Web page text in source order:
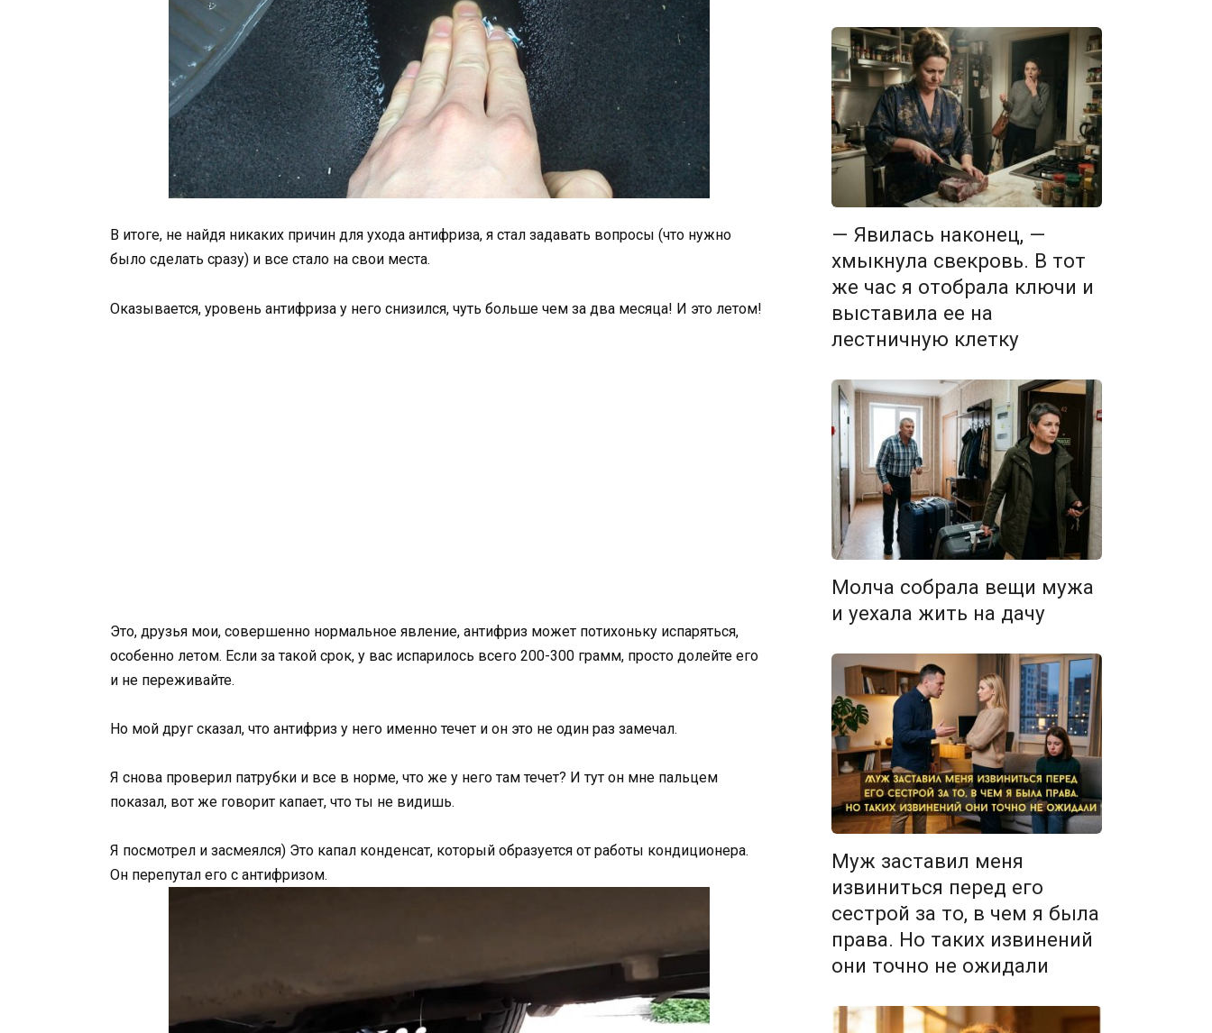
В итоге, не найдя никаких причин для ухода антифриза, я стал задавать вопросы (что нужно
было сделать сразу) и все стало на свои места.
Оказывается, уровень антифриза у него снизился, чуть больше чем за два месяца! И это летом!
Это, друзья мои, совершенно нормальное явление, антифриз может потихоньку испаряться,
особенно летом. Если за такой срок, у вас испарилось всего 200-300 грамм, просто долейте его
и не переживайте.
Но мой друг сказал, что антифриз у него именно течет и он это не один раз замечал.
Я снова проверил патрубки и все в норме, что же у него там течет? И тут он мне пальцем
показал, вот же говорит капает, что ты не видишь.
Я посмотрел и засмеялся) Это капал конденсат, который образуется от работы кондиционера.
Он перепутал его с антифризом.
— Явилась наконец, —
хмыкнула свекровь. В тот
же час я отобрала ключи и
выставила ее на
лестничную клетку
Молча собрала вещи мужа
и уехала жить на дачу
Муж заставил меня
извиниться перед его
сестрой за то, в чем я была
права. Но таких извинений
они точно не ожидали